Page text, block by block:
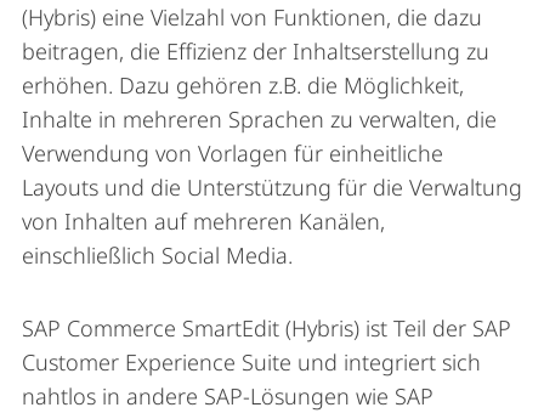
(Hybris) eine Vielzahl von Funktionen, die dazu
beitragen, die Effizienz der Inhaltserstellung zu
erhöhen. Dazu gehören z.B. die Möglichkeit,
Inhalte in mehreren Sprachen zu verwalten, die
Verwendung von Vorlagen für einheitliche
Layouts und die Unterstützung für die Verwaltung
von Inhalten auf mehreren Kanälen,
einschließlich Social Media.
SAP Commerce SmartEdit (Hybris) ist Teil der SAP
Customer Experience Suite und integriert sich
nahtlos in andere SAP-Lösungen wie SAP